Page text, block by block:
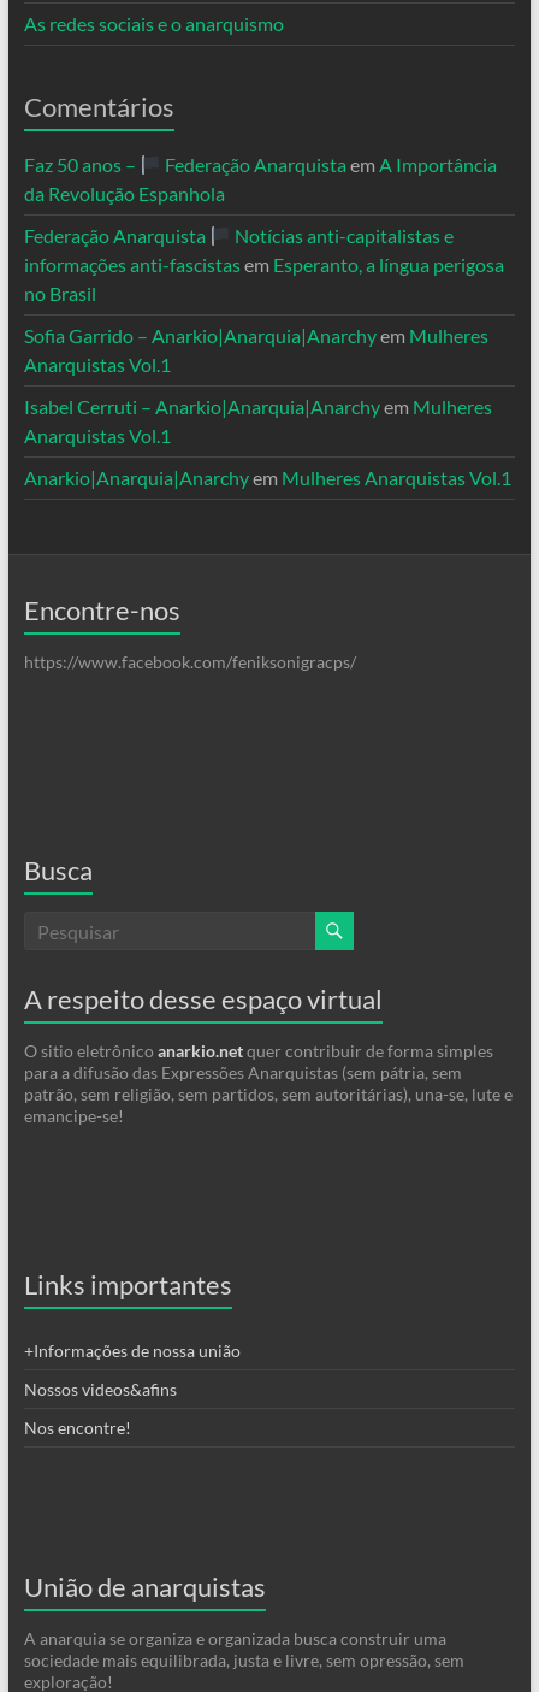
As redes sociais e o anarquismo
Comentários
Faz 50 anos – Federação Anarquista em A Importância
da Revolução Espanhola
Federação Anarquista
Notícias anti-capitalistas e
informações anti-fascistasem Esperanto, a língua perigosa
no Brasil
Sofia Garrido – Anarkio|Anarquia|Anarchyem Mulheres
Anarquistas Vol.1
Isabel Cerruti – Anarkio|Anarquia|Anarchyem Mulheres
Anarquistas Vol.1
Anarkio|Anarquia|Anarchyem Mulheres Anarquistas Vol.1
Encontre-nos
https://www.facebook.com/feniksonigracps/
Busca
A respeito desse espaço virtual
O sitio eletrônico anarkio.netquer contribuir de forma simples
para a difusão das Expressões Anarquistas (sem pátria, sem
patrão, sem religião, sem partidos, sem autoritárias), una-se, lute e
emancipe-se!
Links importantes
+Informações de nossa união
Nossos videos&afins
Nos encontre!
União de anarquistas
A anarquia se organiza e organizada busca construir uma
sociedade mais equilibrada, justa e livre, sem opressão, sem
exploração!